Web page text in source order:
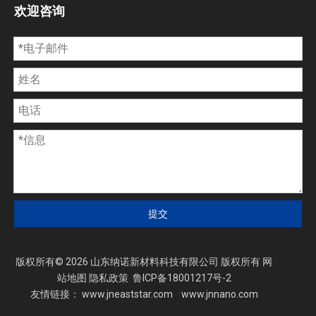
欢迎咨询
提交
版权所有© 2026 山东纳诺新材料科技有限公司 版权所有 网
站地图 隐私政策 鲁ICP备18001217号-2
友情链接： www.jneaststar.com www.jnnano.com